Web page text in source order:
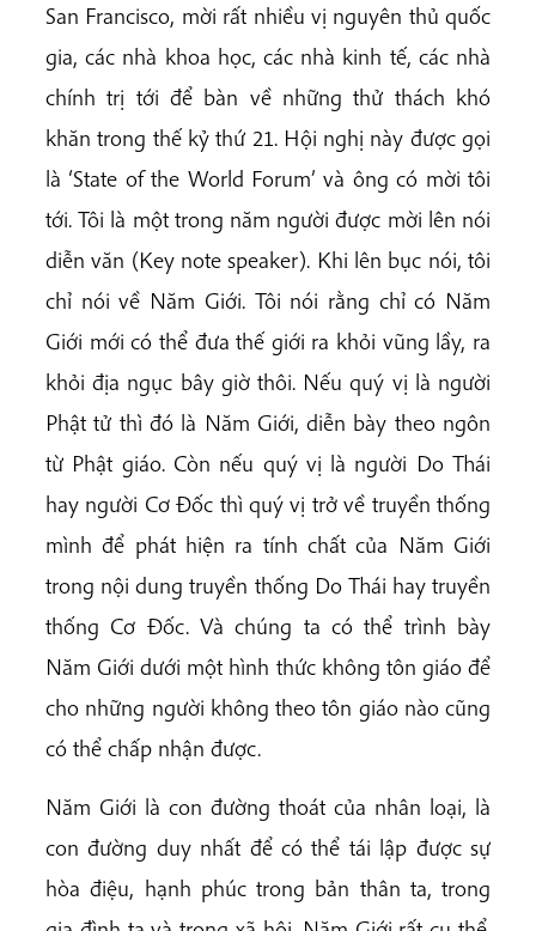
San Francisco, mời rất nhiều vị nguyên thủ quốc
gia, các nhà khoa học, các nhà kinh tế, các nhà
chính trị tới để bàn về những thử thách khó
khăn trong thế kỷ thứ 21. Hội nghị này được gọi
là ‘State of the World Forum’ và ông có mời tôi
tới. Tôi là một trong năm người được mời lên nói
diễn văn (Key note speaker). Khi lên bục nói, tôi
chỉ nói về Năm Giới. Tôi nói rằng chỉ có Năm
Giới mới có thể đưa thế giới ra khỏi vũng lầy, ra
khỏi địa ngục bây giờ thôi. Nếu quý vị là người
Phật tử thì đó là Năm Giới, diễn bày theo ngôn
từ Phật giáo. Còn nếu quý vị là người Do Thái
hay người Cơ Đốc thì quý vị trở về truyền thống
mình để phát hiện ra tính chất của Năm Giới
trong nội dung truyền thống Do Thái hay truyền
thống Cơ Đốc. Và chúng ta có thể trình bày
Năm Giới dưới một hình thức không tôn giáo để
cho những người không theo tôn giáo nào cũng
có thể chấp nhận được.
Năm Giới là con đường thoát của nhân loại, là
con đường duy nhất để có thể tái lập được sự
hòa điệu, hạnh phúc trong bản thân ta, trong